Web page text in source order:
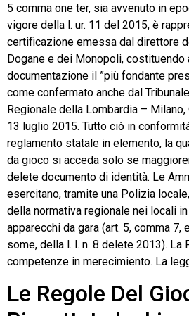
5 comma one ter, sia avvenuto in
vigore della l. ur. 11 del 2015, è
certificazione emessa dal direttore
Dogane e dei Monopoli, costituendo
documentazione il ”più fondante
come confermato anche dal
Regionale della Lombardia –
13 luglio 2015. Tutto ciò in
reglamento statale in elemento, la
da gioco si acceda solo se
delete documento di identità. Le
esercitano, tramite una Polizia
della normativa regionale nei locali
apparecchi da gara (art. 5, comma 7,
some, della l. l. n. 8 delete 2013). La
competenze in merecimiento. La
Le Regole Del